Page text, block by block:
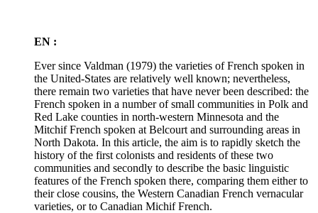
EN :
Ever since Valdman (1979) the varieties of French spoken in
the United-States are relatively well known; nevertheless,
there remain two varieties that have never been described: the
French spoken in a number of small communities in Polk and
Red Lake counties in north-western Minnesota and the
Mitchif French spoken at Belcourt and surrounding areas in
North Dakota. In this article, the aim is to rapidly sketch the
history of the first colonists and residents of these two
communities and secondly to describe the basic linguistic
features of the French spoken there, comparing them either to
their close cousins, the Western Canadian French vernacular
varieties, or to Canadian Michif French.